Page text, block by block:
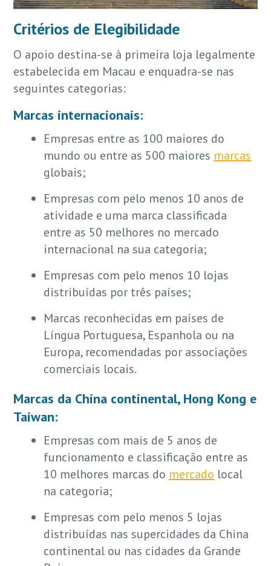
Critérios de Elegibilidade
O apoio destina-se à primeira loja legalmente
estabelecida em Macau e enquadra-se nas
seguintes categorias:
Marcas internacionais:
Empresas entre as 100 maiores do
mundo ou entre as 500 maiores marcas
globais;
Empresas com pelo menos 10 anos de
atividade e uma marca classificada
entre as 50 melhores no mercado
internacional na sua categoria;
Empresas com pelo menos 10 lojas
distribuídas por três países;
Marcas reconhecidas em países de
Língua Portuguesa, Espanhola ou na
Europa, recomendadas por associações
comerciais locais.
Marcas da China continental, Hong Kong e
Taiwan:
Empresas com mais de 5 anos de
funcionamento e classificação entre as
10 melhores marcas do mercado local
na categoria;
Empresas com pelo menos 5 lojas
distribuídas nas supercidades da China
continental ou nas cidades da Grande